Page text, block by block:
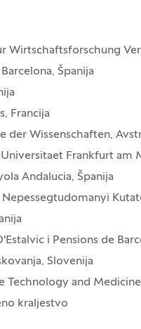
Wirtschaftsforschung
Španija
Francija
der Wissenschaften,
Frankfurt am
Andalucia, Španija
i Pensions de
Slovenija
Technology and
kraljestvo